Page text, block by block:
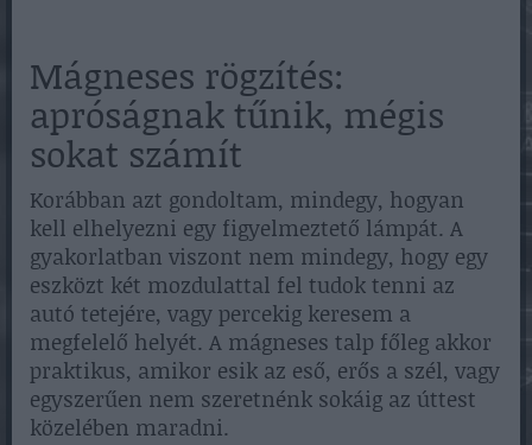
Mágneses rögzítés:
apróságnak tűnik, mégis
sokat számít
Korábban azt gondoltam, mindegy, hogyan
kell elhelyezni egy figyelmeztető lámpát. A
gyakorlatban viszont nem mindegy, hogy egy
eszközt két mozdulattal fel tudok tenni az
autó tetejére, vagy percekig keresem a
megfelelő helyét. A mágneses talp főleg akkor
praktikus, amikor esik az eső, erős a szél, vagy
egyszerűen nem szeretnénk sokáig az úttest
közelében maradni.